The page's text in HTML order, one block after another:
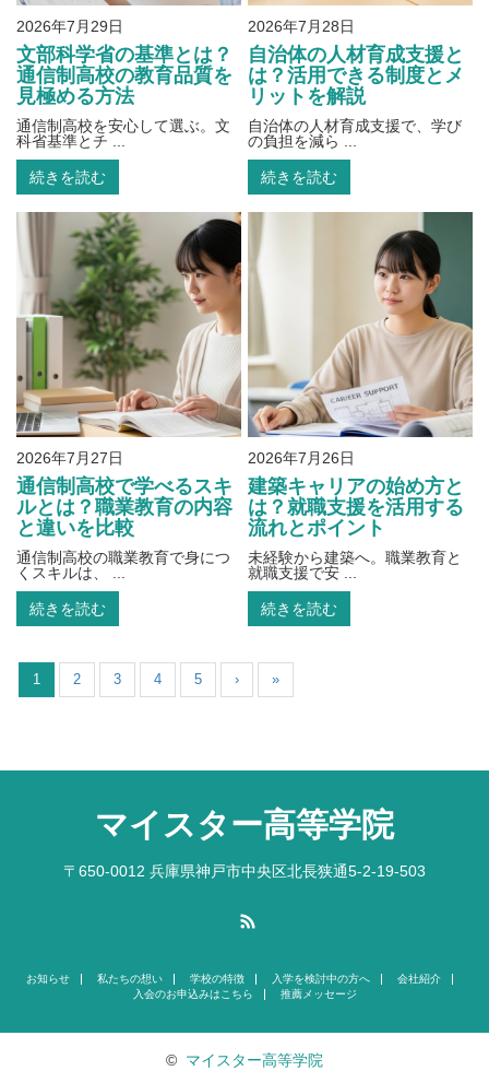
2026年7月29日
文部科学省の基準とは？
通信制高校の教育品質を
見極める方法
通信制高校を安心して選ぶ。文
科省基準とチ ...
続きを読む
2026年7月28日
自治体の人材育成支援と
は？活用できる制度とメ
リットを解説
自治体の人材育成支援で、学び
の負担を減ら ...
続きを読む
2026年7月27日
通信制高校で学べるスキ
ルとは？職業教育の内容
と違いを比較
通信制高校の職業教育で身につ
くスキルは、 ...
続きを読む
2026年7月26日
建築キャリアの始め方と
は？就職支援を活用する
流れとポイント
未経験から建築へ。職業教育と
就職支援で安 ...
続きを読む
1 2 3 4 5 › »
マイスター高等学院
〒650-0012 兵庫県神戸市中央区北長狭通5-2-19-503
お知らせ 私たちの想い 学校の特徴 入学を検討中の方へ
会社紹介
入会のお申込みはこちら
推薦メッセージ
© マイスター高等学院